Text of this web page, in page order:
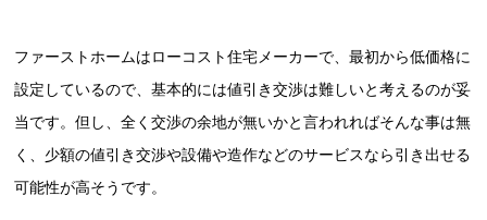
ファーストホームはローコスト住宅メーカーで、最初から低価格に
設定しているので、基本的には値引き交渉は難しいと考えるのが妥
当です。但し、全く交渉の余地が無いかと言われればそんな事は無
く、少額の値引き交渉や設備や造作などのサービスなら引き出せる
可能性が高そうです。